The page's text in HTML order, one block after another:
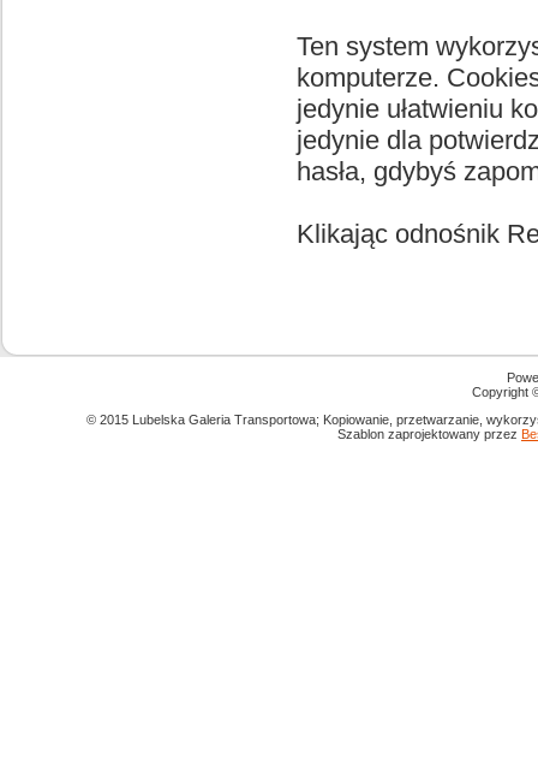
Ten system
komputerze.
jedynie ułatwieniu
jedynie dla
hasła, gdybyś
Klikając odnośnik
Copyright
© 2015 Lubelska Galeria Transportowa; Kopiowanie, przetwarzanie,
Szablon zaprojektowany przez